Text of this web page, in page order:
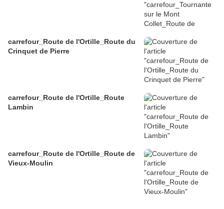
carrefour_Route de l'Ortille_Route du
Crinquet de Pierre
carrefour_Route de l'Ortille_Route
Lambin
carrefour_Route de l'Ortille_Route de
Vieux-Moulin